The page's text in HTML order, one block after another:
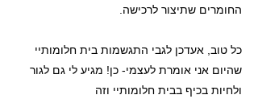
החומרים שתיצור לרכישה.
כל טוב, אעדכן לגבי התגשמות בית חלומותיי
שהיום אני אומרת לעצמי- כן! מגיע לי גם לגור
ולחיות בכיף בבית חלומותיי וזה